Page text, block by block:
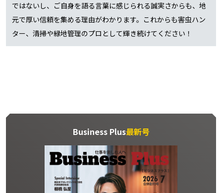
ではないし、ご自身を語る言葉に感じられる誠実さからも、地
元で厚い信頼を集める理由がわかります。これからも害虫ハン
ター、清掃や緑地管理のプロとして輝き続けてください！
Business Plus最新号